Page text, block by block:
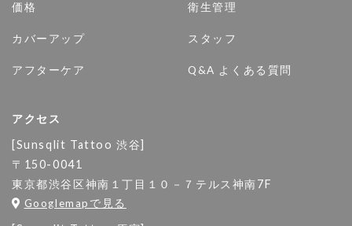
価格
カバーアップ
アフターケア
衛生管理
スタッフ
Q&A よくある質問
アクセス
[Sunsqlit Tattoo 渋谷]
〒150-0041
東京都渋谷区神南１丁目１０－７テルス神南7F
Googlemapで見る